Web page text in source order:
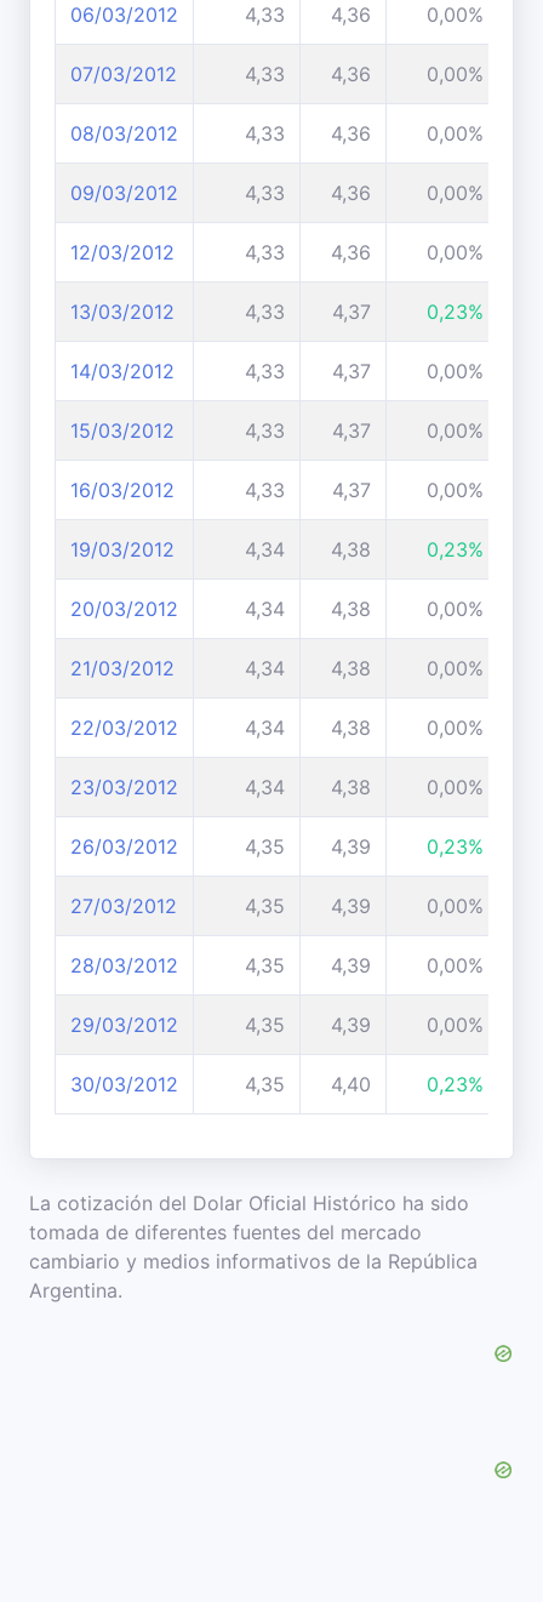
06/03/2012 4,33 4,36 0,00%
07/03/2012 4,33 4,36 0,00%
08/03/2012 4,33 4,36 0,00%
09/03/2012 4,33 4,36 0,00%
12/03/2012 4,33 4,36 0,00%
13/03/2012 4,33 4,37 0,23%
14/03/2012 4,33 4,37 0,00%
15/03/2012 4,33 4,37 0,00%
16/03/2012 4,33 4,37 0,00%
19/03/2012 4,34 4,38 0,23%
20/03/2012 4,34 4,38 0,00%
21/03/2012 4,34 4,38 0,00%
22/03/2012 4,34 4,38 0,00%
23/03/2012 4,34 4,38 0,00%
26/03/2012 4,35 4,39 0,23%
27/03/2012 4,35 4,39 0,00%
28/03/2012 4,35 4,39 0,00%
29/03/2012 4,35 4,39 0,00%
30/03/2012 4,35 4,40 0,23%
La cotización del Dolar Oficial Histórico ha sido
tomada de diferentes fuentes del mercado
cambiario y medios informativos de la República
Argentina.